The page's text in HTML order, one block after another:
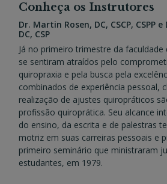
Conheça os Instrutores
Dr. Martin Rosen, DC, CSCP, CSPP
DC, CSP
Já no primeiro trimestre da faculdade
se sentiram atraídos pelo
quiropraxia e pela busca pela
combinados de experiência pessoal,
realização de ajustes quiropráticos
profissão quiroprática. Seu alcance
do ensino, da escrita e de palestras
motriz em suas carreiras pessoais e
primeiro seminário que ministraram
estudantes, em 1979.